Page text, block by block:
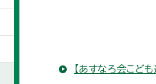
【あすなろ会こど